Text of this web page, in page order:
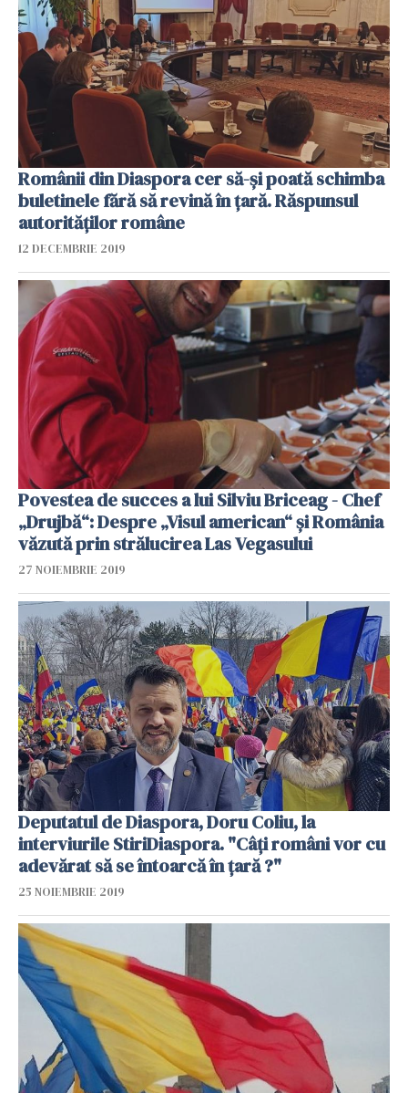
Românii din Diaspora cer să-și poată schimba
buletinele fără să revină în țară. Răspunsul
autorităților române
12 DECEMBRIE 2019
Povestea de succes a lui Silviu Briceag - Chef
„Drujbă“: Despre „Visul american“ și România
văzută prin strălucirea Las Vegasului
27 NOIEMBRIE 2019
Deputatul de Diaspora, Doru Coliu, la
interviurile StiriDiaspora. "Câți români vor cu
adevărat să se întoarcă în țară ?"
25 NOIEMBRIE 2019